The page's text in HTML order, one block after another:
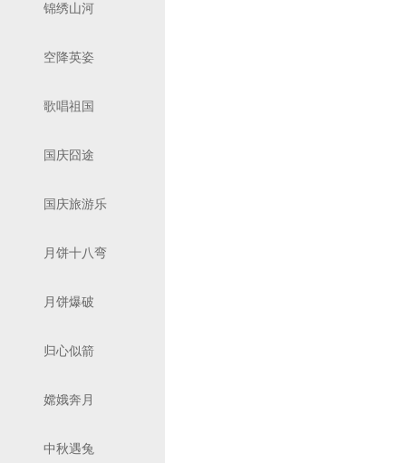
锦绣山河
空降英姿
歌唱祖国
国庆囧途
国庆旅游乐
月饼十八弯
月饼爆破
归心似箭
嫦娥奔月
中秋遇兔